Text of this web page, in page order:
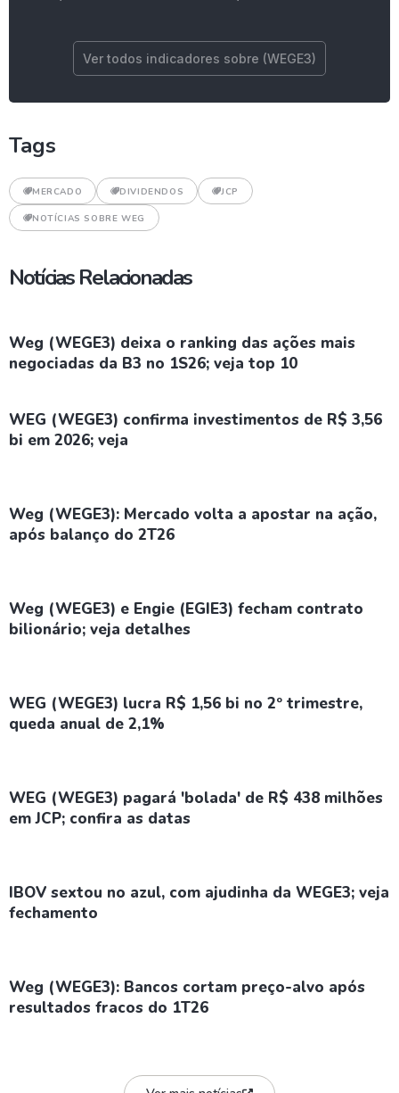
Ver todos indicadores sobre (WEGE3)
Tags
MERCADO DIVIDENDOS JCP
NOTÍCIAS SOBRE WEG
Notícias Relacionadas
Weg (WEGE3) deixa o ranking das ações mais
negociadas da B3 no 1S26; veja top 10
WEG (WEGE3) confirma investimentos de R$ 3,56
bi em 2026; veja
Weg (WEGE3): Mercado volta a apostar na ação,
após balanço do 2T26
Weg (WEGE3) e Engie (EGIE3) fecham contrato
bilionário; veja detalhes
WEG (WEGE3) lucra R$ 1,56 bi no 2º trimestre,
queda anual de 2,1%
WEG (WEGE3) pagará 'bolada' de R$ 438 milhões
em JCP; confira as datas
IBOV sextou no azul, com ajudinha da WEGE3; veja
fechamento
Weg (WEGE3): Bancos cortam preço-alvo após
resultados fracos do 1T26